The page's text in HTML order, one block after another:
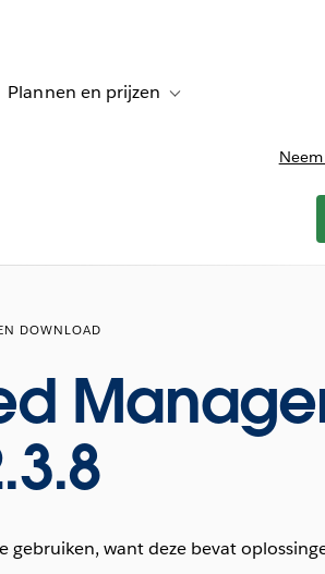
sub-navigation for Informatiebronnen
Plannen en prijzen Toggle sub-navigation
DOWNLOAD
gebruiken, want deze bevat